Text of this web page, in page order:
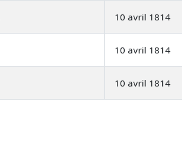
10 avril 1814
10 avril 1814
10 avril 1814